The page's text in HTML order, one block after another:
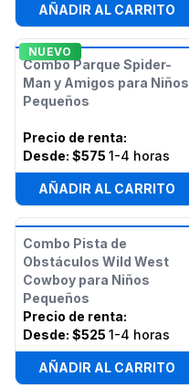
AÑADIR AL CARRITO
NUEVO
Combo Parque Spider-
Man y Amigos para Niños
Pequeños
Precio de renta:
Desde: $575 1-4 horas
AÑADIR AL CARRITO
Combo Pista de
Obstáculos Wild West
Cowboy para Niños
Pequeños
Precio de renta:
Desde: $525 1-4 horas
AÑADIR AL CARRITO